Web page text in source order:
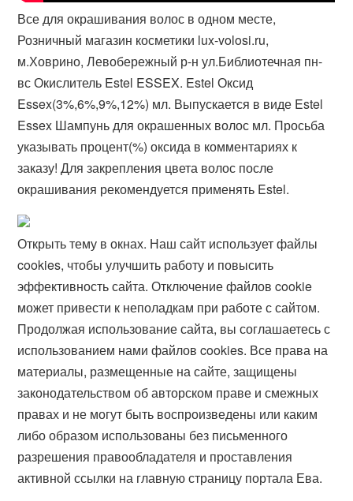
Все для окрашивания волос в одном месте,
Розничный магазин косметики lux-volosi.ru,
м.Ховрино, Левобережный р-н ул.Библиотечная пн-
вс Окислитель Estel ESSEX. Estel Оксид
Essex(3%,6%,9%,12%) мл. Выпускается в виде Estel
Essex Шампунь для окрашенных волос мл. Просьба
указывать процент(%) оксида в комментариях к
заказу! Для закрепления цвета волос после
окрашивания рекомендуется применять Estel.
Открыть тему в окнах. Наш сайт использует файлы
cookies, чтобы улучшить работу и повысить
эффективность сайта. Отключение файлов cookie
может привести к неполадкам при работе с сайтом.
Продолжая использование сайта, вы соглашаетесь с
использованием нами файлов cookies. Все права на
материалы, размещенные на сайте, защищены
законодательством об авторском праве и смежных
правах и не могут быть воспроизведены или каким
либо образом использованы без письменного
разрешения правообладателя и проставления
активной ссылки на главную страницу портала Ева.